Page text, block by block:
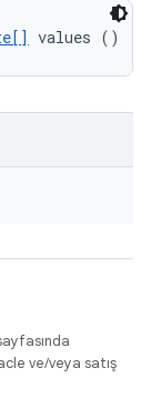
values ()
ve/veya satış